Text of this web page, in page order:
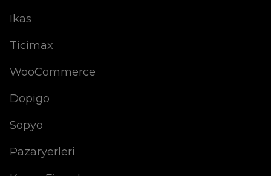
Ikas
Ticimax
WooCommerce
Dopigo
Sopyo
Pazaryerleri